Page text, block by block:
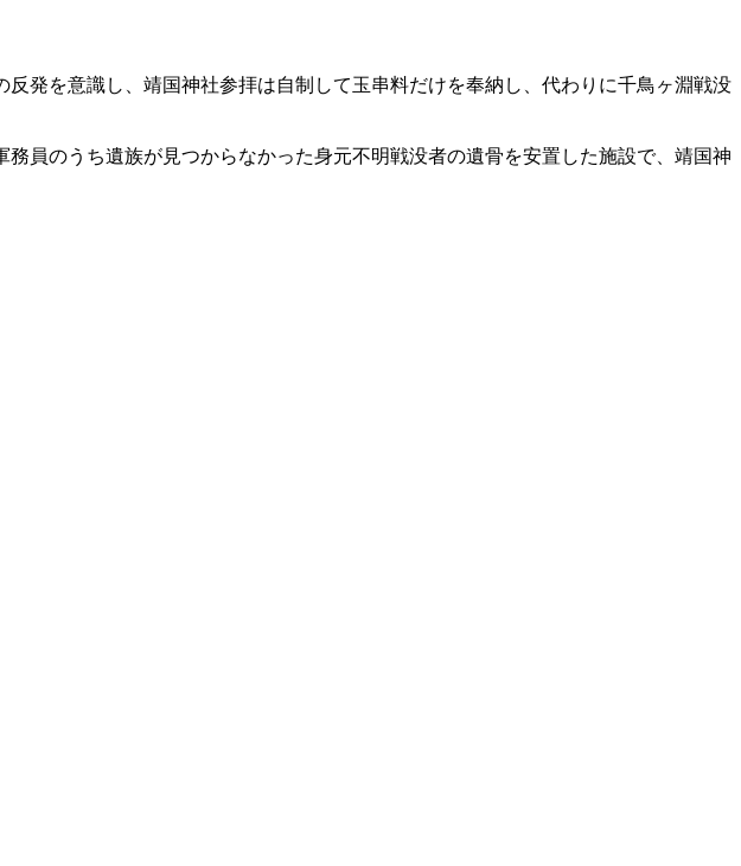
発を意識し、靖国神社参拝は自制して玉串料だけを奉納し、代わりに千鳥ヶ淵戦没
員のうち遺族が見つからなかった身元不明戦没者の遺骨を安置した施設で、靖国神